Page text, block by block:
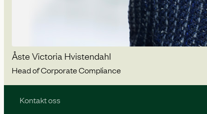
Åste Victoria Hvistendahl
Head of Corporate Compliance
Kontakt oss